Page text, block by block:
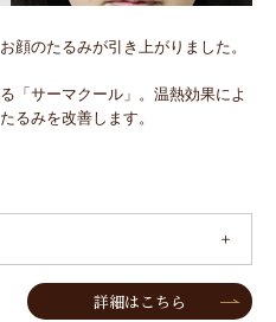
顔のたるみが引き上がりました。
「サーマクール」。温熱効果によ
るみを改善します。
詳細はこちら